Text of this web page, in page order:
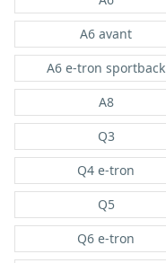
A6 avant
A6 e-tron sportback
A8
Q3
Q4 e-tron
Q5
Q6 e-tron